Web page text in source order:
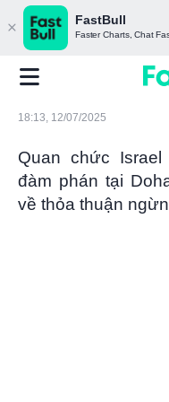
FastBull
Faster Charts, Chat
18:13, 12/07/2025
Quan chức
đàm phán tại
về thỏa thuận